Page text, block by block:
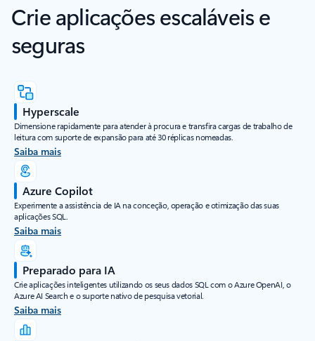
Crie aplicações escaláveis e
seguras
Hyperscale
Dimensione rapidamente para atender à procura e transfira cargas de trabalho de
leitura com suporte de expansão para até 30 réplicas nomeadas.
Saiba mais
Azure Copilot
Experimente a assistência de IA na conceção, operação e otimização das suas
aplicações SQL.
Saiba mais
Preparado para IA
Crie aplicações inteligentes utilizando os seus dados SQL com o Azure OpenAI, o
Azure AI Search e o suporte nativo de pesquisa vetorial.
Saiba mais